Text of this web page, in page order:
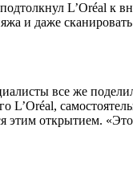
L’Oréal к
и даже
все же
этим открытием.